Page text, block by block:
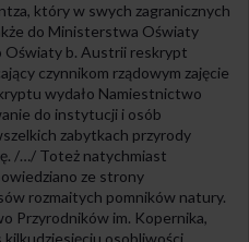
który w swych zagranicznych
do Ministerstwa Oświaty
Oświaty b. Austrii reskrypt
czynnikom rządowym zajęcie
wydało Namiestnictwo
do instytucji i osób
zabytkach przyrody
/…/ Toteż natychmiast
ze strony
rozmaitych pomników natury.
Przyrodników im. Kopernika,